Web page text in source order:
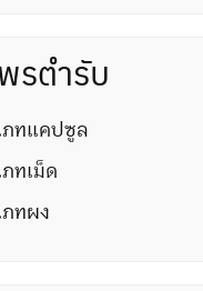
รตำรับ
ภทแคปซูล
ภทเม็ด
ภทผง